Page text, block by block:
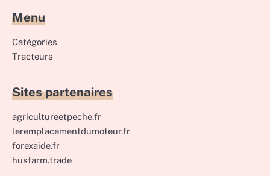
Menu
Catégories
Tracteurs
Sites partenaires
agricultureetpeche.fr
leremplacementdumoteur.fr
forexaide.fr
husfarm.trade